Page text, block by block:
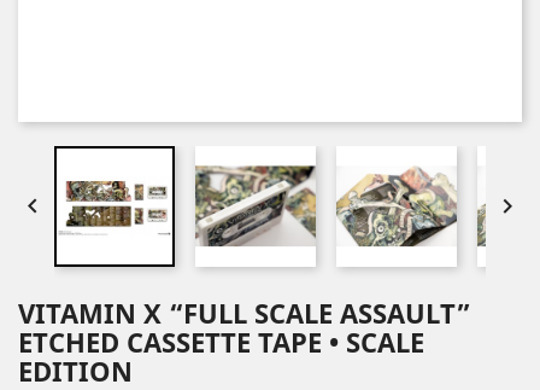
 
VITAMIN X “FULL SCALE ASSAULT”
ETCHED CASSETTE TAPE • SCALE
EDITION